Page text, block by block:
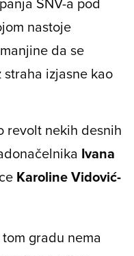
nastoje
da se
izjasne kao
revolt nekih desnih
Ivana
Karoline Vidović-
gradu nema